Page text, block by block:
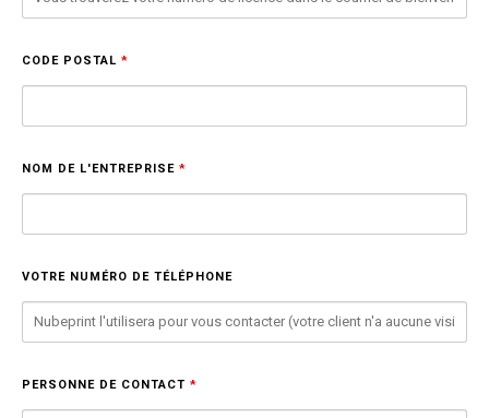
CODE POSTAL *
NOM DE L'ENTREPRISE *
VOTRE NUMÉRO DE TÉLÉPHONE
PERSONNE DE CONTACT *